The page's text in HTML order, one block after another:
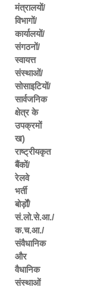
मंत्रालयों/
विभागों/
कार्यालयों/
संगठनों/
स्वायत्त
संस्थाओं/
सोसाइटियों/
सार्वजनिक
क्षेत्र के
उपक्रमों
ख)
राष्ट्रीयकृत
बैंकों/
रेलवे
भर्ती
बोर्ड़ों/
सं.लो.से.आ./
क.च.आ./
संवैधानिक
और
वैधानिक
संस्थाओं